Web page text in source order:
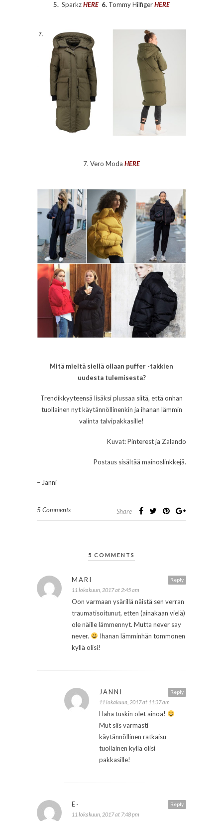
5. SparkzHERE 6. Tommy HilfigerHERE
7. Vero Moda HERE
Mitä mieltä siellä ollaan puffer -takkien
uudesta tulemisesta?
Trendikkyyteensä lisäksi plussaa siitä, että onhan
tuollainen nyt käytännöllinenkin ja ihanan lämmin
valinta talvipakkasille!
Kuvat: Pinterest ja Zalando
Postaus sisältää mainoslinkkejä.
– Janni
5 Comments Share
5 COMMENTS
Reply
MARI
11 lokakuun, 2017 at 2:45 am
Oon varmaan ysärillä näistä sen verran
traumatisoitunut, etten (ainakaan vielä)
ole näille lämmennyt. Mutta never say
never.
Ihanan lämminhän tommonen
kyllä olisi!
Reply
JANNI
11 lokakuun, 2017 at 11:37 am
Haha tuskin olet ainoa!
Mut siis varmasti
käytännöllinen ratkaisu
tuollainen kyllä olisi
pakkasille!
Reply
E-
11 lokakuun, 2017 at 7:48 pm